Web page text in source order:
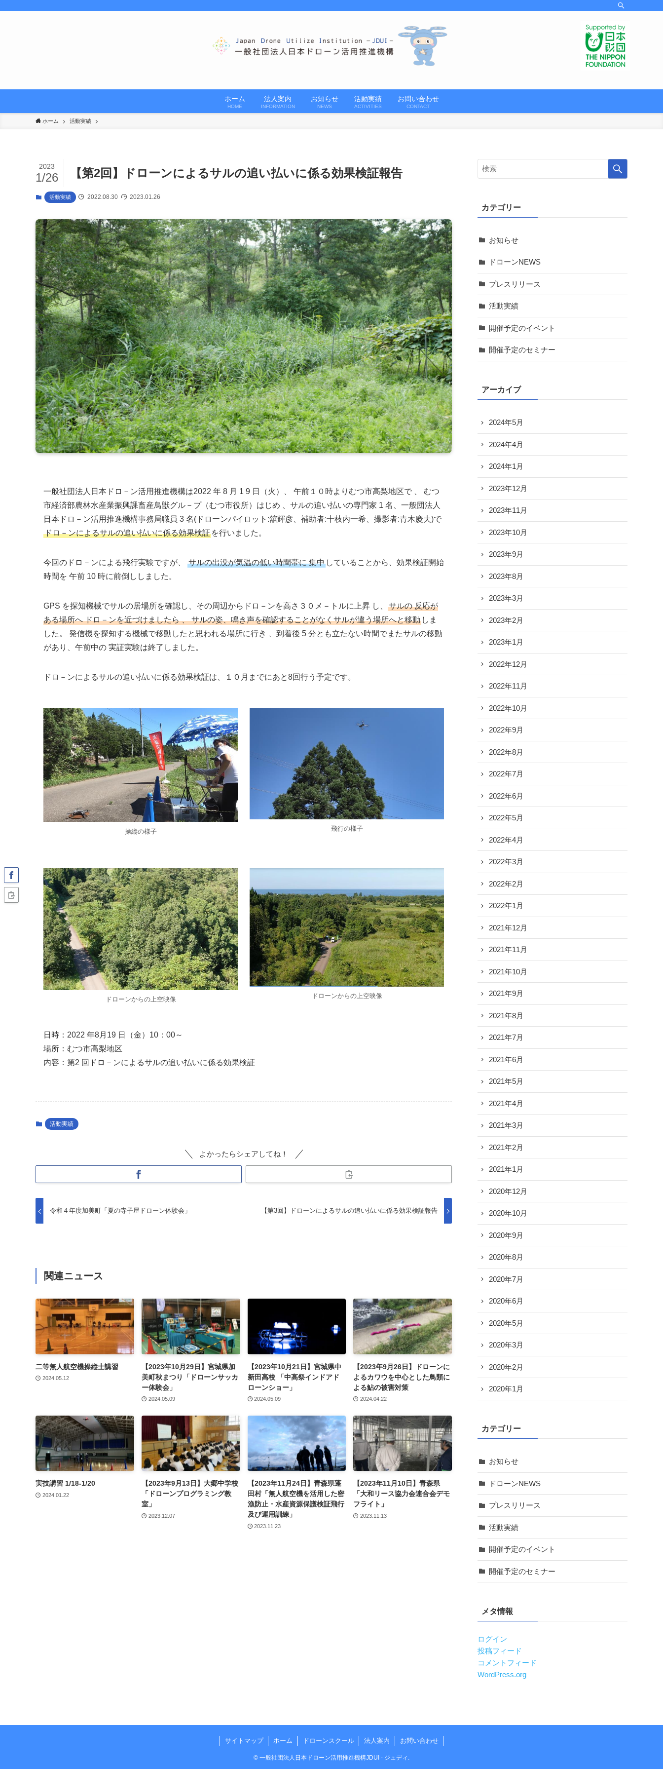
ホーム
HOME
法人案内
INFORMATION
お知らせ
NEWS
活動実績
ACTIVITIES
お問い合わせ
CONTACT
ホーム 活動実績
【第2回】ドローンによるサルの追い払いに係る効果検証報告
2023
1/26
活動実績 2022.08.30 2023.01.26
一般社団法人日本ドロ－ン活用推進機構は2022 年 8 月 1 9 日（火）、 午前１０時よりむつ市高梨地区で 、 むつ
市経済部農林水産業振興課畜産鳥獣グル－プ（むつ市役所）はじめ 、サルの追い払いの専門家 1 名、一般団法人
日本ドロ－ン活用推進機構事務局職員 3 名(ドローンパイロット:舘輝彦、補助者:十枝内一希、撮影者:青木慶夫)で
ドロ－ンによるサルの追い払いに係る効果検証 を行いました。
今回のドロ－ンによる飛行実験ですが、 サルの出没が気温の低い時間帯に 集中 していることから、効果検証開始
時間を 午前 10 時に前倒ししました。
GPS を探知機械でサルの居場所を確認し、その周辺からドロ－ンを高さ３０メ－トルに上昇 し、
サルの 反応が
ある場所へ ドロ－ンを近づけましたら 、 サルの姿、鳴き声を確認することがなくサルが違う場所へと移動 しま
した。 発信機を探知する機械で移動したと思われる場所に行き 、到着後 5 分とも立たない時間でまたサルの移動
があり、午前中の 実証実験は終了しました。
ドロ－ンによるサルの追い払いに係る効果検証は、１０月までにあと8回行う予定です。
操縦の様子 飛行の様子
ドローンからの上空映像 ドローンからの上空映像
日時：2022 年8月19 日（金）10：00～
場所：むつ市高梨地区
内容：第2 回ドロ－ンによるサルの追い払いに係る効果検証
活動実績
よかったらシェアしてね！
令和４年度加美町「夏の寺子屋ドローン体験会」 【第3回】ドローンによるサルの追い払いに係る効果検証報告
関連ニュース
二等無人航空機操縦士講習
2024.05.12
【2023年10月29日】宮城県加
美町秋まつり「ドローンサッカ
ー体験会」
2024.05.09
【2023年10月21日】宮城県中
新田高校 「中高祭インドアド
ローンショー」
2024.05.09
【2023年9月26日】ドローンに
よるカワウを中心とした鳥類に
よる鮎の被害対策
2024.04.22
実技講習 1/18-1/20
2024.01.22
【2023年9月13日】大郷中学校
「ドローンプログラミング教
室」
2023.12.07
【2023年11月24日】青森県蓬
田村「無人航空機を活用した密
漁防止・水産資源保護検証飛行
及び運用訓練」
2023.11.23
【2023年11月10日】青森県
「大和リース協力会連合会デモ
フライト」
2023.11.13
カテゴリー
お知らせ
ドローンNEWS
プレスリリース
活動実績
開催予定のイベント
開催予定のセミナー
アーカイブ
2024年5月
2024年4月
2024年1月
2023年12月
2023年11月
2023年10月
2023年9月
2023年8月
2023年3月
2023年2月
2023年1月
2022年12月
2022年11月
2022年10月
2022年9月
2022年8月
2022年7月
2022年6月
2022年5月
2022年4月
2022年3月
2022年2月
2022年1月
2021年12月
2021年11月
2021年10月
2021年9月
2021年8月
2021年7月
2021年6月
2021年5月
2021年4月
2021年3月
2021年2月
2021年1月
2020年12月
2020年10月
2020年9月
2020年8月
2020年7月
2020年6月
2020年5月
2020年3月
2020年2月
2020年1月
カテゴリー
お知らせ
ドローンNEWS
プレスリリース
活動実績
開催予定のイベント
開催予定のセミナー
メタ情報
ログイン
投稿フィード
コメントフィード
WordPress.org
サイトマップ ホーム ドローンスクール 法人案内 お問い合わせ
© 一般社団法人日本ドローン活用推進機構JDUI - ジュディ.